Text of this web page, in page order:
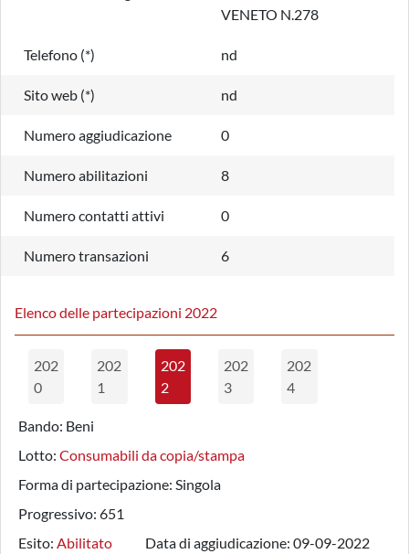
VENETO N.278
Telefono (*) nd
Sito web (*) nd
Numero aggiudicazione 0
Numero abilitazioni 8
Numero contatti attivi 0
Numero transazioni 6
Elenco delle partecipazioni 2022
202
0
202
1
202
2
202
3
202
4
Bando: Beni
Lotto: Consumabili da copia/stampa
Forma di partecipazione: Singola
Progressivo: 651
Esito: Abilitato Data di aggiudicazione: 09-09-2022